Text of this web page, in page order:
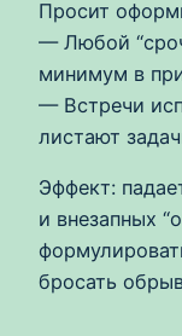
Просит
— Любой
минимум в
— Встречи
листают
Эффект:
и внезапных
бросать